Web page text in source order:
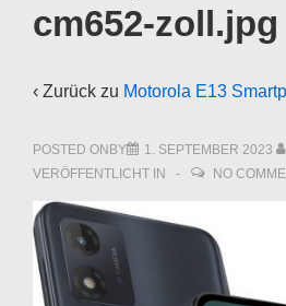
cm652-zoll.jpg
‹ Zurück zu Motorola E13
POSTED ONBY 1. SEPTEMBER 2023
VERÖFFENTLICHT IN
NO